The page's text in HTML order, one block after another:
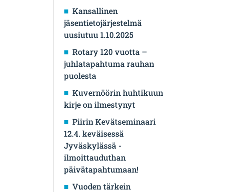
Kansallinen
jäsentietojärjestelmä
uusiutuu 1.10.2025
Rotary 120 vuotta –
juhlatapahtuma rauhan
puolesta
Kuvernöörin huhtikuun
kirje on ilmestynyt
Piirin Kevätseminaari
12.4. keväisessä
Jyväskylässä -
ilmoittauduthan
päivätapahtumaan!
Vuoden tärkein